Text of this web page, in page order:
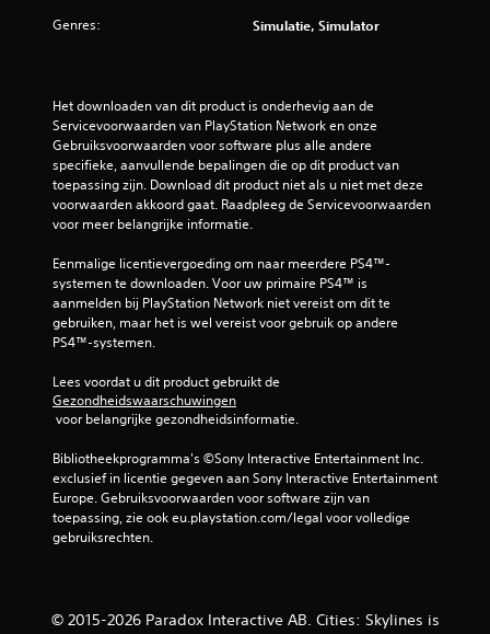
Genres: Simulatie, Simulator
Het downloaden van dit product is onderhevig aan de
Servicevoorwaarden van PlayStation Network en onze
Gebruiksvoorwaarden voor software plus alle andere
specifieke, aanvullende bepalingen die op dit product van
toepassing zijn. Download dit product niet als u niet met deze
voorwaarden akkoord gaat. Raadpleeg de Servicevoorwaarden
voor meer belangrijke informatie.
Eenmalige licentievergoeding om naar meerdere PS4™-
systemen te downloaden. Voor uw primaire PS4™ is
aanmelden bij PlayStation Network niet vereist om dit te
gebruiken, maar het is wel vereist voor gebruik op andere
PS4™-systemen.
Lees voordat u dit product gebruikt de
Gezondheidswaarschuwingen
voor belangrijke gezondheidsinformatie.
Bibliotheekprogramma's ©Sony Interactive Entertainment Inc.
exclusief in licentie gegeven aan Sony Interactive Entertainment
Europe. Gebruiksvoorwaarden voor software zijn van
toepassing, zie ook eu.playstation.com/legal voor volledige
gebruiksrechten.
© 2015-2026 Paradox Interactive AB. Cities: Skylines is